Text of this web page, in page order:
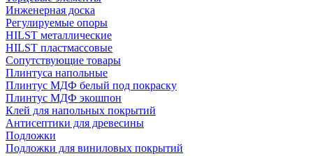
Инженерная доска
Регулируемые опоры
HILST металлические
HILST пластмассовые
Сопутствующие товары
Плинтуса напольные
Плинтус МДФ белый под покраску
Плинтус МДФ экошпон
Клей для напольных покрытий
Антисептики для древесины
Подложки
Подложки для виниловых покрытий